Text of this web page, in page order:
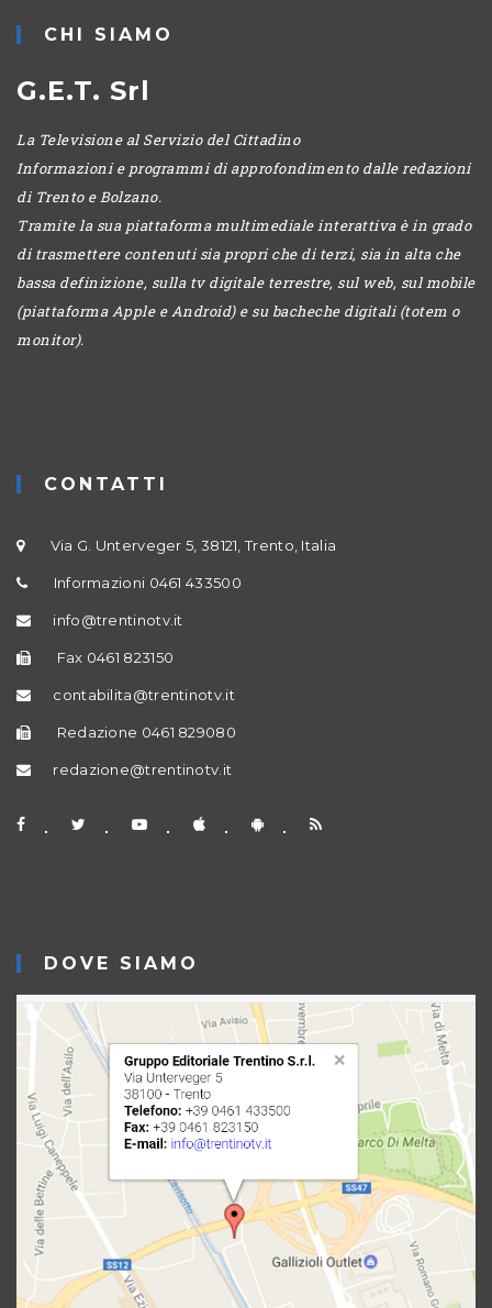
CHI SIAMO
G.E.T. Srl
La Televisione al Servizio del Cittadino
Informazioni e programmi di approfondimento dalle redazioni
di Trento e Bolzano.
Tramite la sua piattaforma multimediale interattiva è in grado
di trasmettere contenuti sia propri che di terzi, sia in alta che
bassa definizione, sulla tv digitale terrestre, sul web, sul mobile
(piattaforma Apple e Android) e su bacheche digitali (totem o
monitor).
CONTATTI
Via G. Unterveger 5, 38121, Trento, Italia
Informazioni 0461 433500
info@trentinotv.it
Fax 0461 823150
contabilita@trentinotv.it
Redazione 0461 829080
redazione@trentinotv.it
DOVE SIAMO